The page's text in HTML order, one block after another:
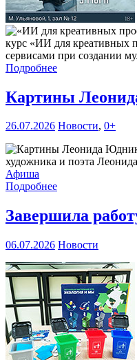
курс «ИИ для креативных
сервисами при создании
Подробнее
Картины
26.07.2026 Новости, 0+
художника и поэта
Афиша
Подробнее
Завершила
06.07.2026 Новости